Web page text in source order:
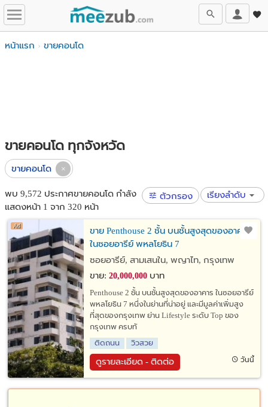
หน้าแรก ขายคอนโด
ขายคอนโด ทุกจังหวัด
ขายคอนโด
พบ 9,572 ประกาศขายคอนโด กำลัง
แสดงหน้า 1 จาก 320 หน้า
ตัวกรอง เรียงลำดับ
ขาย Penthouse 2 ชั้น บนชั้นสูงสุดของอาคาร
ในซอยอารีย์ พหลโยธิน 7
ซอยอารีย์, สามเสนใน, พญาไท, กรุงเทพ
ขาย: 20,000,000บาท
Penthouse 2 ชั้น บนชั้นสูงสุดของอาคาร ในซอยอารีย์
พหลโยธิน 7 หนึ่งในย่านที่น่าอยู่ และมีมูลค่าเพิ่มสูง
ที่สุดของกรุงเทพ ย่าน Lifestyle ระดับ Top ของ
กรุงเทพ ครบทั
ติดถนน
วิวสวย
ดูรายละเอียด - ติดต่อ วันนี้